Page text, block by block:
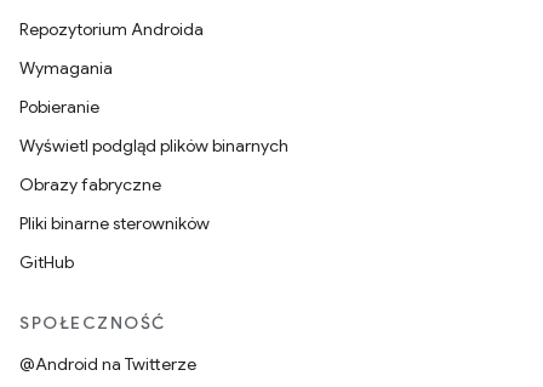
Repozytorium Androida
Wymagania
Pobieranie
Wyświetl podgląd plików binarnych
Obrazy fabryczne
Pliki binarne sterowników
GitHub
SPOŁECZNOŚĆ
@Android na Twitterze